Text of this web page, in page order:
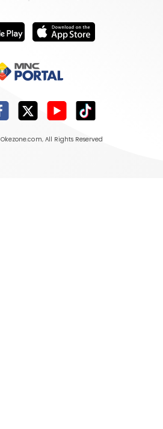
Okezone.com, All Rights Reserved